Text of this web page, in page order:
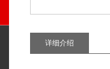
详细介绍